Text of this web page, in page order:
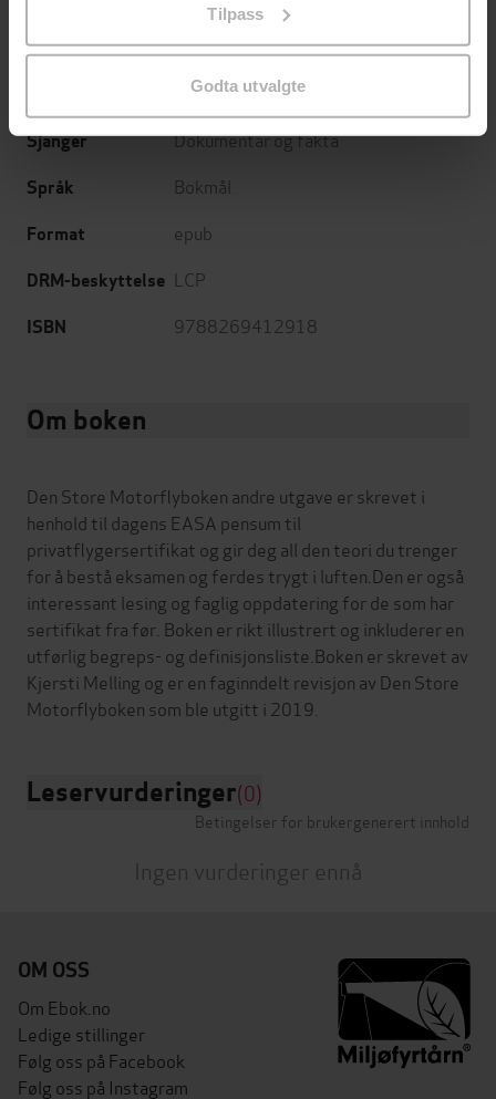
Tilpass
Godta utvalgte
Utgitt 05.05.2025
642sider
Sjanger Dokumentar og fakta
Språk Bokmål
Format epub
DRM-beskyttelse LCP
ISBN 9788269412918
Om boken
Den Store Motorflyboken andre utgave er skrevet i
henhold til dagens EASA pensum til
privatflygersertifikat og gir deg all den teori du trenger
for å bestå eksamen og ferdes trygt i luften.Den er også
interessant lesing og faglig oppdatering for de som har
sertifikat fra før. Boken er rikt illustrert og inkluderer en
utførlig begreps- og definisjonsliste.Boken er skrevet av
Kjersti Melling og er en faginndelt revisjon av Den Store
Leservurderinger(0)
Betingelser for brukergenerert innhold
Ingen vurderinger ennå
OM OSS
Om Ebok.no
Ledige stillinger
Følg oss på Facebook
Følg oss på Instagram